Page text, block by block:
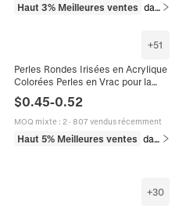
Haut 3% Meilleures ventes dans Perles
+51
Perles Rondes Irisées en Acrylique
Colorées Perles en Vrac pour la
Accessoires de Bracelet
$0.45-0.52
MOQ mixte: 2· 807 vendus récemment
Haut 5% Meilleures ventes
+30